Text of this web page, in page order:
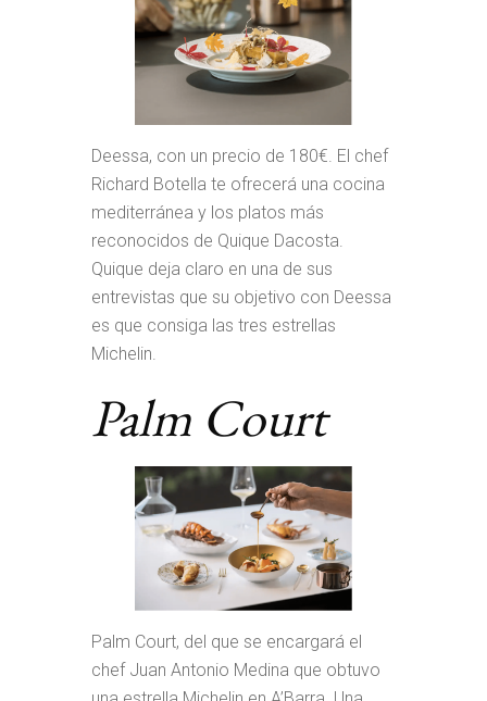
Deessa, con un precio de 180€. El chef
Richard Botella te ofrecerá una cocina
mediterránea y los platos más
reconocidos de Quique Dacosta.
Quique deja claro en una de sus
entrevistas que su objetivo con Deessa
es que consiga las tres estrellas
Michelin.
Palm Court
Palm Court, del que se encargará el
chef Juan Antonio Medina que obtuvo